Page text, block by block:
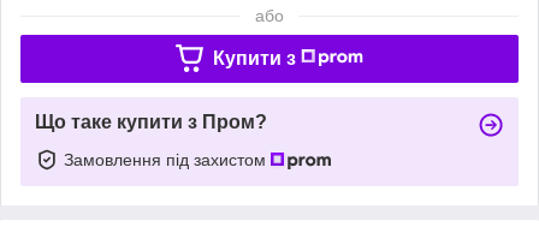
або
Купити з
Що таке купити з Пром?
Замовлення під захистом